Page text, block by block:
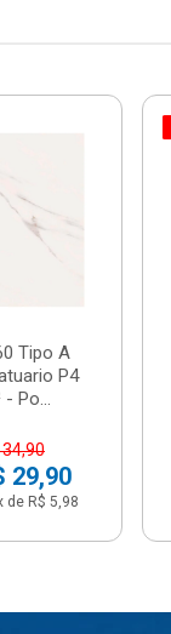
Tipo A
P4
- Po...
34,90
29,90
de R$ 5,98